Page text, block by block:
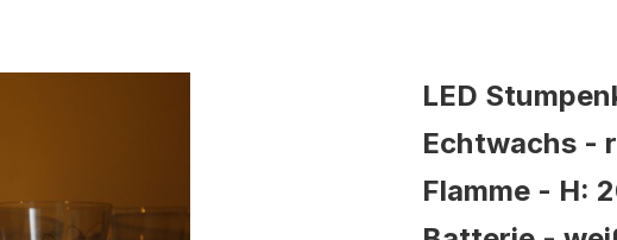
LED
Echtwachs -
Flamme - H: